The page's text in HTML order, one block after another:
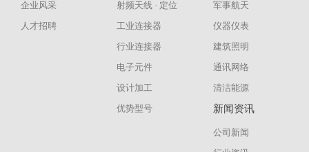
企业风采
人才招聘
射频天线 · 定位
工业连接器
行业连接器
电子元件
设计加工
优势型号
军事航天
仪器仪表
建筑照明
通讯网络
清洁能源
新闻资讯
公司新闻